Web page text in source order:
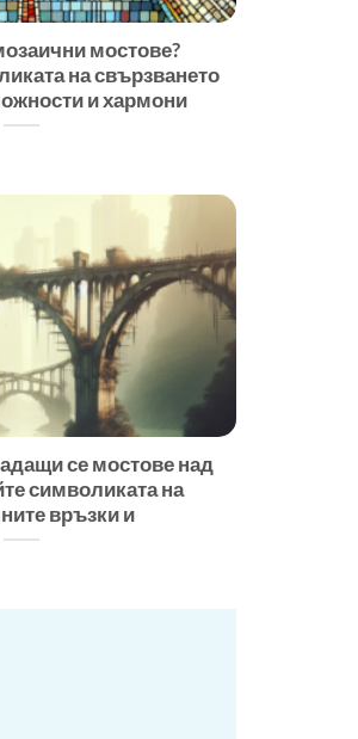
мостове?
на свързването
и хармони
се мостове над
символиката на
връзки и